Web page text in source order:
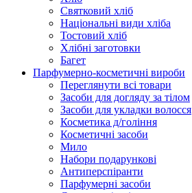
Святковий хліб
Національні види хліба
Тостовий хліб
Хлібні заготовки
Багет
Парфумерно-косметичні вироби
Переглянути всі товари
Засоби для догляду за тілом
Засоби для укладки волосся
Косметика д/гоління
Косметичні засоби
Мило
Набори подарункові
Антиперспіранти
Парфумерні засоби